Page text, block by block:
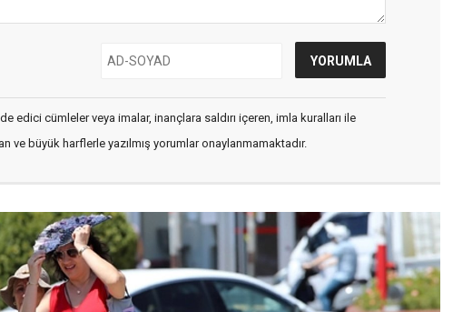
edici cümleler veya imalar, inançlara saldırı içeren, imla kuralları ile
ve büyük harflerle yazılmış yorumlar onaylanmamaktadır.